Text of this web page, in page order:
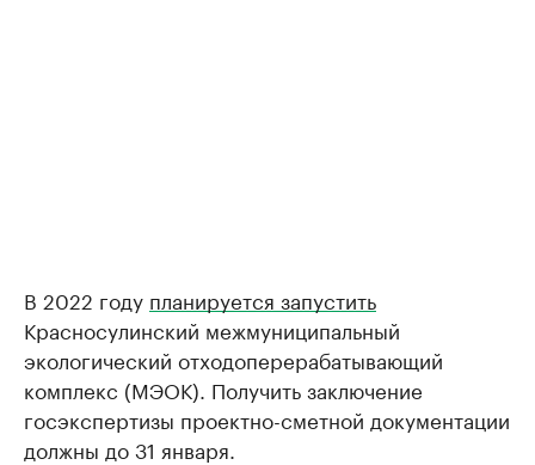
В 2022 году планируется запустить
Красносулинский межмуниципальный
экологический отходоперерабатывающий
комплекс (МЭОК). Получить заключение
госэкспертизы проектно-сметной документации
должны до 31 января.